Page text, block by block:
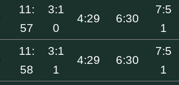
11:
57
3:1
0
4:29 6:30
7:5
1
11:
58
3:1
1
4:29 6:30
7:5
1